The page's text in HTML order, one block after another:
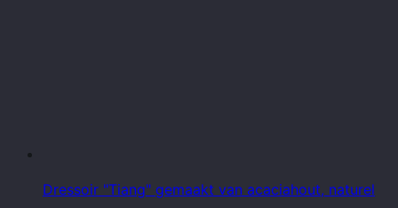
Dressoir "Tiang" gemaakt van acaciahout, naturel